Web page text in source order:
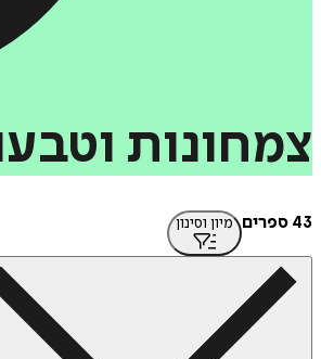
צמחונות
43 ספרים מיון וסינון